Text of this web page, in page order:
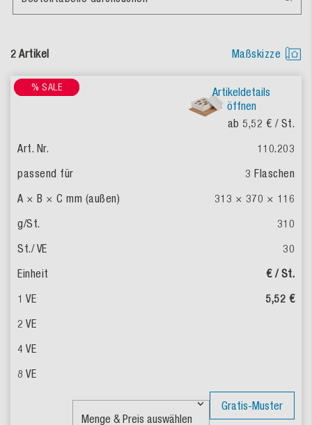
2 Artikel Maßskizze
% SALE
Artikeldetails
öffnen
ab 5,52 € / St.
110.203
3 Flaschen
313 × 370 × 116
310
30
€ / St.
5,52 €
Gratis-Muster
% SALE